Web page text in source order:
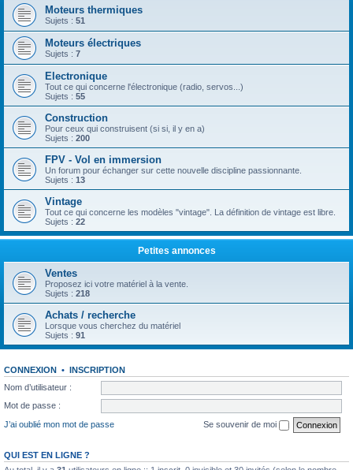
Moteurs thermiques
Sujets : 51
Moteurs électriques
Sujets : 7
Electronique
Tout ce qui concerne l'électronique (radio, servos...)
Sujets : 55
Construction
Pour ceux qui construisent (si si, il y en a)
Sujets : 200
FPV - Vol en immersion
Un forum pour échanger sur cette nouvelle discipline passionnante.
Sujets : 13
Vintage
Tout ce qui concerne les modèles "vintage". La définition de vintage est libre.
Sujets : 22
Petites annonces
Ventes
Proposez ici votre matériel à la vente.
Sujets : 218
Achats / recherche
Lorsque vous cherchez du matériel
Sujets : 91
CONNEXION • INSCRIPTION
Nom d’utilisateur :
Mot de passe :
J’ai oublié mon mot de passe
Se souvenir de moi
QUI EST EN LIGNE ?